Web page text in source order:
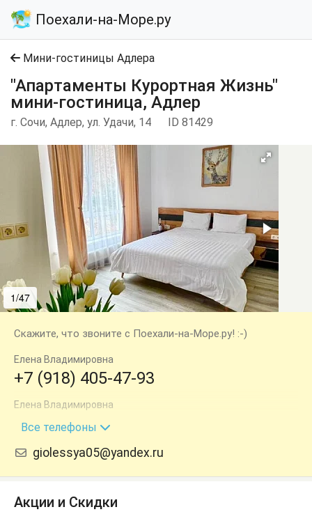
Поехали-на-Море.ру
Мини-гостиницы Адлера
"Апартаменты Курортная Жизнь"
мини-гостиница, Адлер
г. Сочи, Адлер, ул. Удачи, 14 ID 81429
1/47
Скажите, что звоните с Поехали-на-Море.ру! :-)
Елена Владимировна
+7 (918) 405-47-93
Елена Владимировна
+7 (988) 288-30-03
Все телефоны
giolessya05@yandex.ru
Акции и Скидки